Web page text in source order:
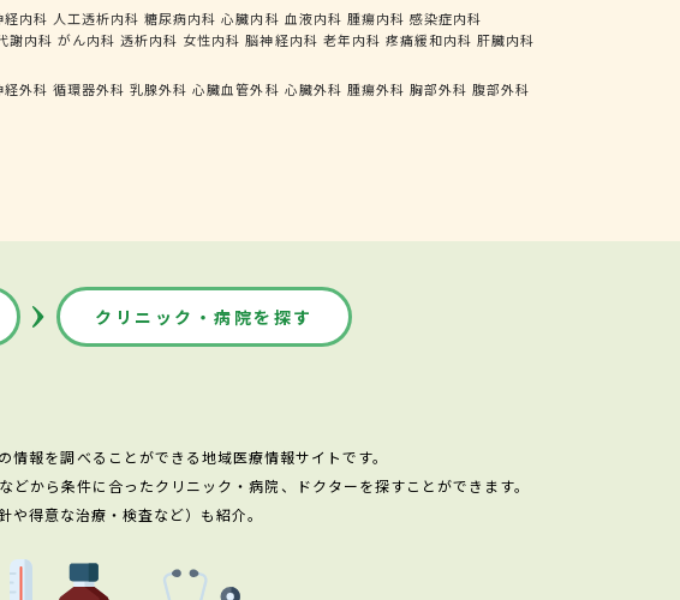
経内科 人工透析内科 糖尿病内科 心臓内科 血液内科 腫瘍内科 感染症内科
謝内科 がん内科 透析内科 女性内科 脳神経内科 老年内科 疼痛緩和内科 肝臓内科
経外科 循環器外科 乳腺外科 心臓血管外科 心臓外科 腫瘍外科 胸部外科 腹部外科
クリニック・病院を探す
報を調べることができる地域医療情報サイトです。
から条件に合ったクリニック・病院、ドクターを探すことができます。
得意な治療・検査など）も紹介。